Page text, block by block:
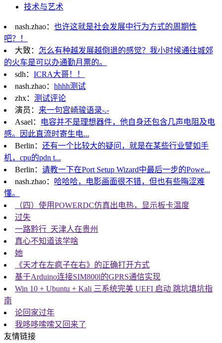
技术与艺术
nash.zhao： 也许这就是社会发展中行为方式的周期性
吧？！
大致： 怎么有种越发展越倒退的感觉？我小时候通往城郊
的火车是可以办通勤月票的。
sdh： ICRA大哥！！
nash.zhao： hhhh测试
zhx： 测试评论
演员： 来一句宫崎骏语录-.-
Asael：
电容并不是理想器件，他自身还包含几声电阻及电
感。因此直流时寄生电...
Berlin： 还有一个比较大的疑问，就是在某些行业譬如手
机，cpu的pdn t...
Berlin： 请教一下在Port Setup Wizard中最后一步的Powe...
nash.zhao： 哈哈哈，电影画面很不错，但也有些晦涩难
懂。
（四）使用POWERDC仿真出电热，显示板卡温度
过失
一路黔行_天津人在贵州
真心不知道该学啥
她
《天才在左疯子在右》的正确打开方式
基于Arduino连接SIM800l的GPRS通信实现
Win 10 + Ubuntu + Kali 三系统完美 UEFI 启动 跳坑填坑指
南
论回家过年
我哆哆嗦嗦又回来了
友情链接